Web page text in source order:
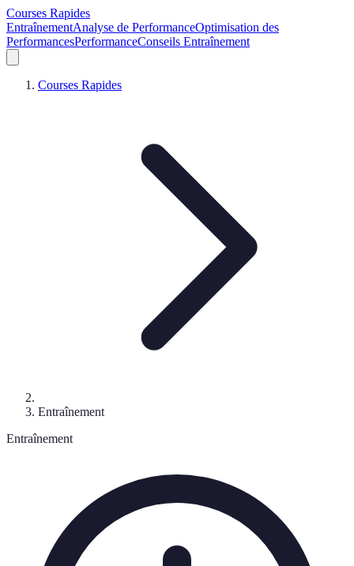
Courses Rapides
EntraînementAnalyse de PerformanceOptimisation des
PerformancesPerformanceConseils Entraînement
Courses Rapides
Entraînement
Entraînement